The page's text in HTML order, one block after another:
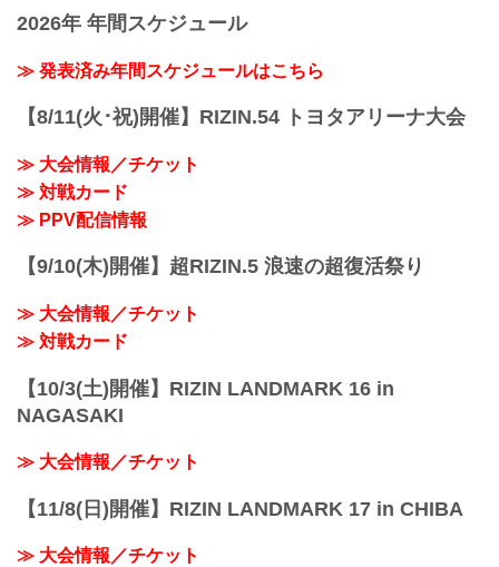
日時
定）/ 14:00開始（予定）
RIZIN FFオフィシャルサイトにてご案内
します。
さいたまスーパーアリーナ
2026年 年間スケジュール
≫ 発表済み年間スケジュールはこちら
【8/11(火･祝)開催】RIZIN.54 トヨタアリーナ大会
≫ 大会情報／チケット
≫ 対戦カード
≫ PPV配信情報
【9/10(木)開催】超RIZIN.5 浪速の超復活祭り
≫ 大会情報／チケット
≫ 対戦カード
【10/3(土)開催】RIZIN LANDMARK 16 in
NAGASAKI
≫ 大会情報／チケット
【11/8(日)開催】RIZIN LANDMARK 17 in CHIBA
≫ 大会情報／チケット